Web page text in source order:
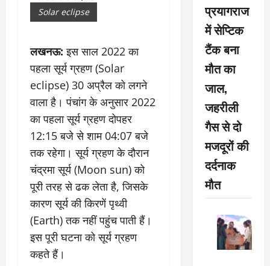
Solar eclipse
लखनऊ: इस साल 2022 का
पहला सूर्य ग्रहण (Solar
eclipse) 30 अप्रैल को लगने
वाला है। पंचांग के अनुसार 2022
का पहला सूर्य ग्रहण दोपहर
12:15 बजे से शाम 04:07 बजे
तक रहेगा। सूर्य ग्रहण के दौरान
चंद्रमा सूर्य (Moon sun) को
पूरी तरह से ढक लेता है, जिसके
कारण सूर्य की किरणें पृथ्वी
(Earth) तक नहीं पहुंच पाती हैं।
इस पूरी घटना को सूर्य ग्रहण
कहते हैं।
प्रयागराज
में सेप्टिक
टैंक बना
मौत का
जाल,
जहरीली
गैस से दो
मजदूरों की
दर्दनाक
मौत